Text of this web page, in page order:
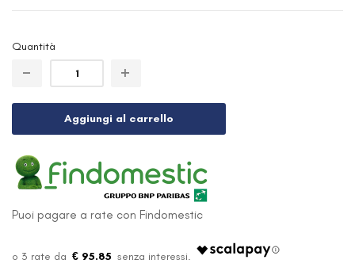
Quantità
Aggiungi al carrello
Puoi pagare a rate con Findomestic
€ 95.85